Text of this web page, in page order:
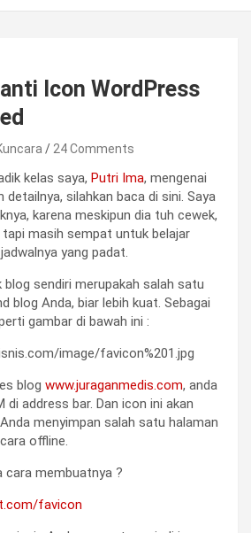
Icon WordPress
24 Comments
kelas saya, Putri Ima, mengenai
detailnya, silahkan baca di sini. Saya
karena meskipun dia tuh cewek,
masih sempat untuk belajar
yang padat.
sendiri merupakah salah satu
blog Anda, biar lebih kuat. Sebagai
gambar di bawah ini :
blog www.juraganmedis.com, anda
di address bar. Dan icon ini akan
menyimpan salah satu halaman
offline.
cara membuatnya ?
favicon